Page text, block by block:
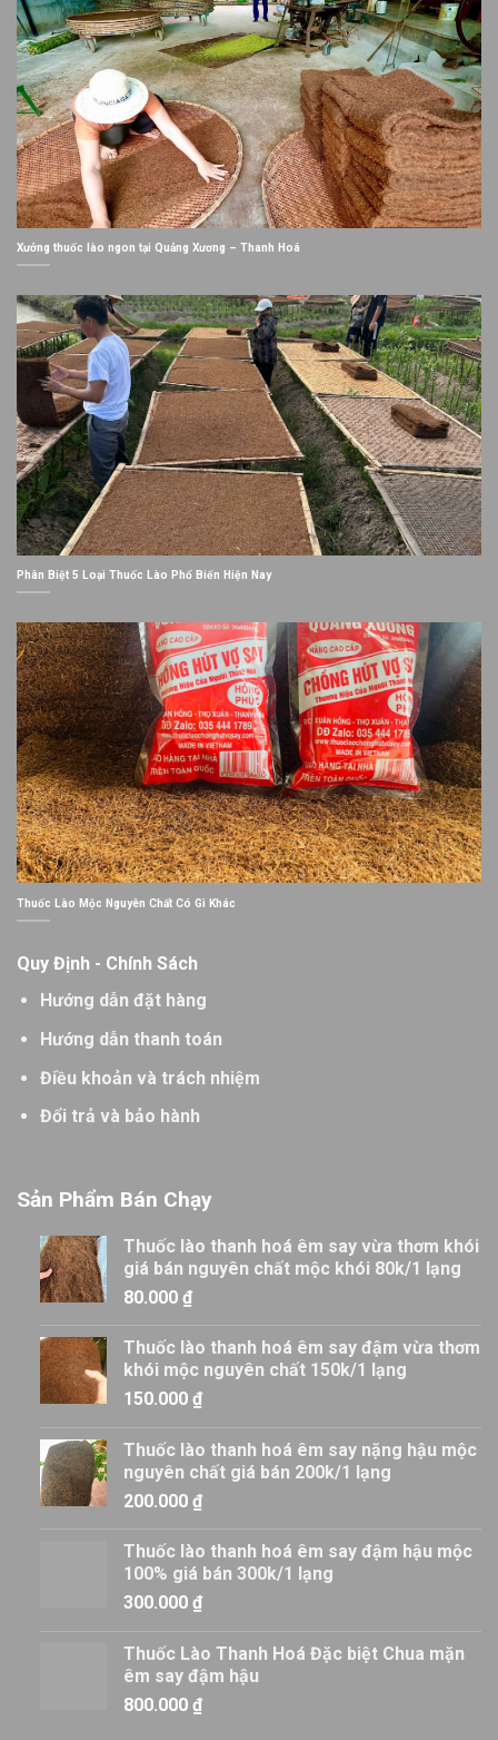
Sản Phẩm Bán Chạy
Thuốc lào thanh hoá êm say vừa thơm khói
giá bán nguyên chất mộc khói 80k/1 lạng
80.000 ₫
Thuốc lào thanh hoá êm say đậm vừa thơm
khói mộc nguyên chất 150k/1 lạng
150.000 ₫
Thuốc lào thanh hoá êm say nặng hậu mộc
nguyên chất giá bán 200k/1 lạng
200.000 ₫
Thuốc lào thanh hoá êm say đậm hậu mộc
100% giá bán 300k/1 lạng
300.000 ₫
Thuốc Lào Thanh Hoá Đặc biệt Chua mặn
êm say đậm hậu
800.000 ₫
Xưởng thuốc lào ngon tại Quảng Xương – Thanh Hoá
Phân Biệt 5 Loại Thuốc Lào Phổ Biến Hiện Nay
Thuốc Lào Mộc Nguyên Chất Có Gì Khác
Quy Định - Chính Sách
Hướng dẫn đặt hàng
Hướng dẫn thanh toán
Điều khoản và trách nhiệm
Đổi trả và bảo hành